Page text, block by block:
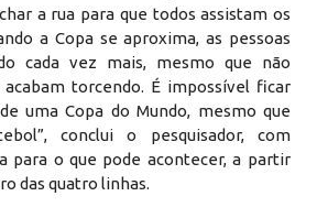
a rua para que todos assistam os
a Copa se aproxima, as pessoas
cada vez mais, mesmo que não
torcendo. É impossível ficar
uma Copa do Mundo, mesmo que
conclui o pesquisador, com
para o que pode acontecer, a partir
das quatro linhas.